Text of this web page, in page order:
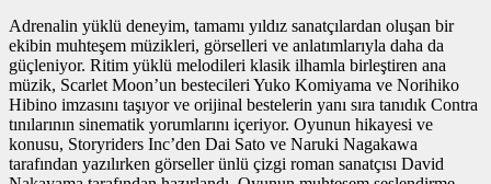
Adrenalin yüklü deneyim, tamamı yıldız sanatçılardan oluşan bir
ekibin muhteşem müzikleri, görselleri ve anlatımlarıyla daha da
güçleniyor. Ritim yüklü melodileri klasik ilhamla birleştiren ana
müzik, Scarlet Moon’un bestecileri Yuko Komiyama ve Norihiko
Hibino imzasını taşıyor ve orijinal bestelerin yanı sıra tanıdık Contra
tınılarının sinematik yorumlarını içeriyor. Oyunun hikayesi ve
konusu, Storyriders Inc’den Dai Sato ve Naruki Nagakawa
tarafından yazılırken görseller ünlü çizgi roman sanatçısı David